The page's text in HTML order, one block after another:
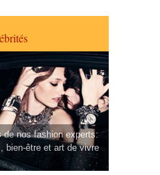
de nos fashion experts:
bien-être et art de vivre